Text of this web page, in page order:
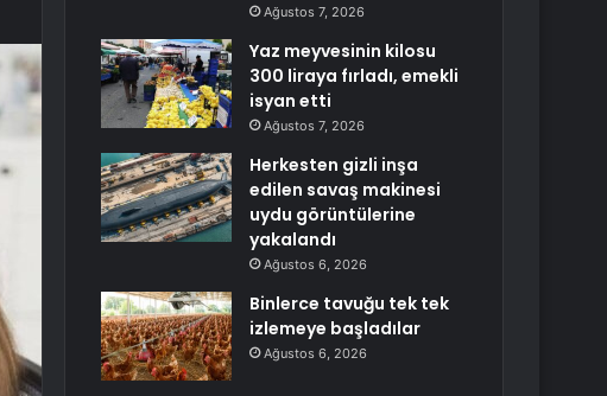
Ağustos 7, 2026
Yaz meyvesinin kilosu
300 liraya fırladı, emekli
isyan etti
Ağustos 7, 2026
Herkesten gizli inşa
edilen savaş makinesi
uydu görüntülerine
yakalandı
Ağustos 6, 2026
Binlerce tavuğu tek tek
izlemeye başladılar
Ağustos 6, 2026